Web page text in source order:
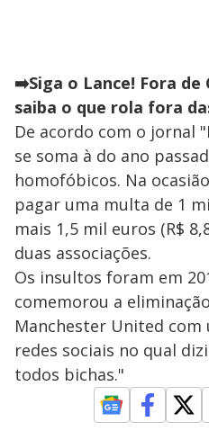
➡️Siga o Lance! Fora de
saiba o que rola fora
De acordo com o jornal
se soma à do ano
homofóbicos. Na
pagar uma multa de 1
mais 1,5 mil euros (R$
duas associações.
Os insultos foram em
comemorou a
Manchester United com
redes sociais no qual
todos bichas."